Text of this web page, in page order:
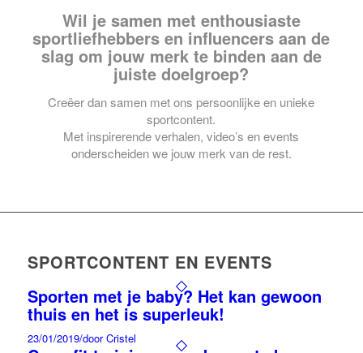
Wil je samen met enthousiaste
sportliefhebbers en influencers aan de
slag om jouw merk te binden aan de
juiste doelgroep?
Creëer dan samen met ons persoonlijke en unieke
sportcontent.
Met inspirerende verhalen, video’s en events
onderscheiden we jouw merk van de rest.
SPORTCONTENT EN EVENTS
Sporten met je baby? Het kan gewoon
thuis en het is superleuk!
23/01/2019/door Cristel